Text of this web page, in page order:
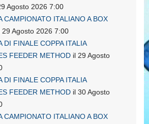
Agosto 2026 7:00
CAMPIONATO ITALIANO A BOX
29 Agosto 2026 7:00
DI FINALE COPPA ITALIA
FEEDER METHOD il 29 Agosto
DI FINALE COPPA ITALIA
FEEDER METHOD il 30 Agosto
CAMPIONATO ITALIANO A BOX